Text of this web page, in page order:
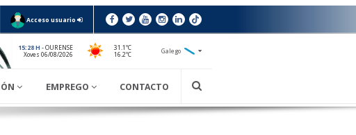
Acceso usuario
15:28 H - OURENSE
Xoves 06/08/2026
31.1ºC
16.2ºC
Galego
EMPREGO CONTACTO